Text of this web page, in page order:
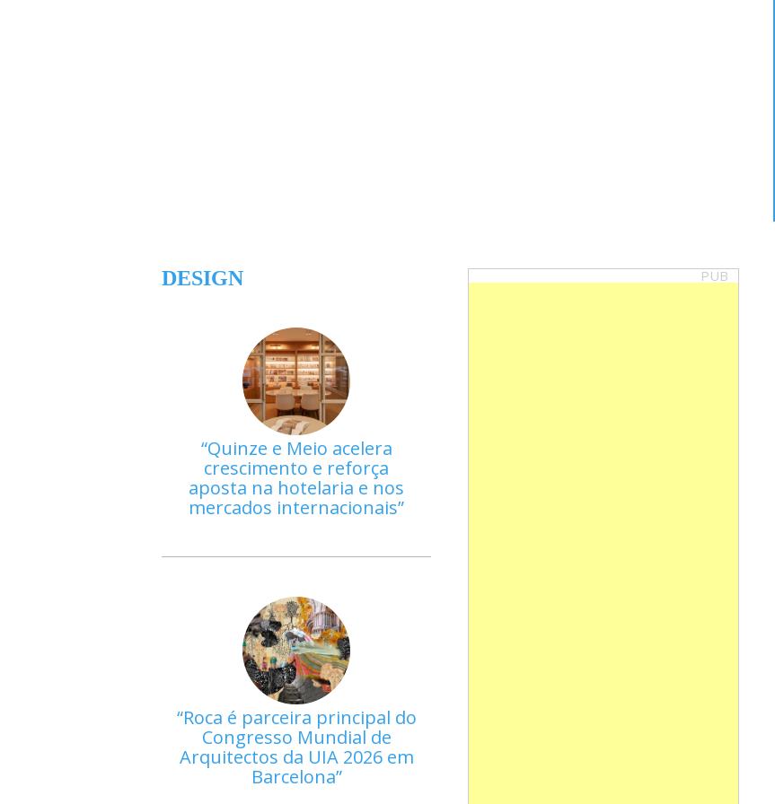
DESIGN
Quinze e Meio acelera
crescimento e reforça
aposta na hotelaria e nos
mercados internacionais
Roca é parceira principal do
Congresso Mundial de
Arquitectos da UIA 2026 em
Barcelona
PUB